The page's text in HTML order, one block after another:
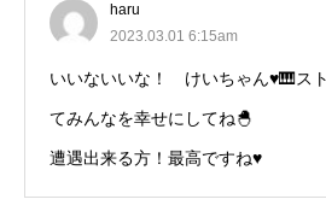
haru
2023.03.01 6:15am
いいないいな！ けいちゃん♥🎹ス
てみんなを幸せにしてね🐣
遭遇出来る方！最高ですね♥